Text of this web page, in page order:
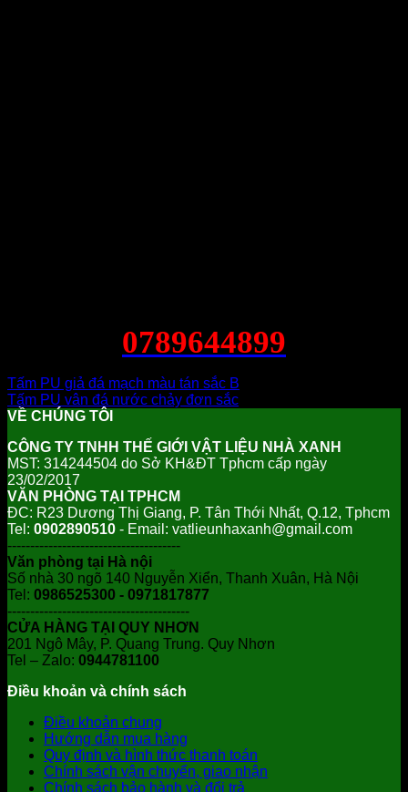
0789644899
Tấm PU giả đá mạch màu tán sắc B
Tấm PU vân đá nước chảy đơn sắc
VỀ CHÚNG TÔI
CÔNG TY TNHH THẾ GIỚI VẬT LIỆU NHÀ XANH
MST: 314244504 do Sở KH&ĐT Tphcm cấp ngày
23/02/2017
VĂN PHÒNG TẠI TPHCM
ĐC: R23 Dương Thị Giang, P. Tân Thới Nhất, Q.12, Tphcm
Tel: 0902890510 - Email: vatlieunhaxanh@gmail.com
--------------------------------------
Văn phòng tại Hà nội
Số nhà 30 ngõ 140 Nguyễn Xiển, Thanh Xuân, Hà Nội
Tel: 0986525300 - 0971817877
----------------------------------------
CỬA HÀNG TẠI QUY NHƠN
201 Ngô Mây, P. Quang Trung. Quy Nhơn
Tel – Zalo: 0944781100
Điều khoản và chính sách
Điều khoản chung
Hướng dẫn mua hàng
Quy định và hình thức thanh toán
Chính sách vận chuyển, giao nhận
Chính sách bảo hành và đổi trả